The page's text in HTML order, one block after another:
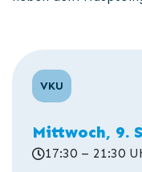
VKU
Mittwoch, 9.
17:30 – 21:30